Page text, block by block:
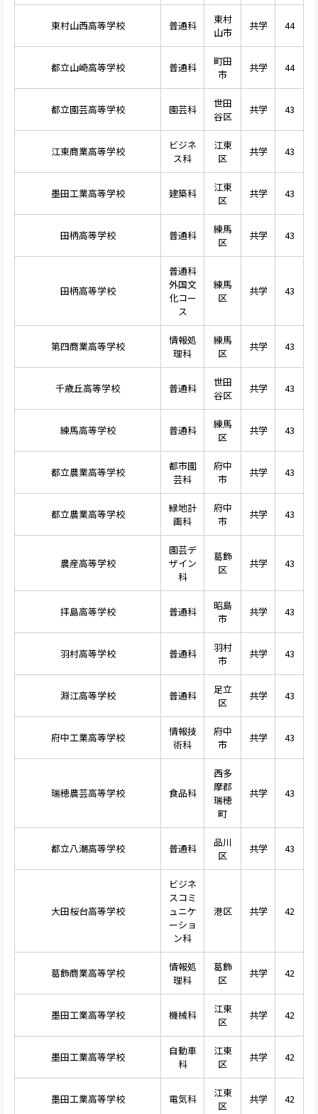
東村山西高等学校 普通科
東村
山市
共学 44
都立山崎高等学校 普通科
町田
市
共学 44
都立園芸高等学校 園芸科
世田
谷区
共学 43
江東商業高等学校
ビジネ
ス科
江東
区
共学 43
墨田工業高等学校 建築科
江東
区
共学 43
田柄高等学校 普通科
練馬
区
共学 43
田柄高等学校
普通科
外国文
化コー
ス
練馬
区
共学 43
第四商業高等学校
情報処
理科
練馬
区
共学 43
千歳丘高等学校 普通科
世田
谷区
共学 43
練馬高等学校 普通科
練馬
区
共学 43
都立農業高等学校
都市園
芸科
府中
市
共学 43
都立農業高等学校
緑地計
画科
府中
市
共学 43
農産高等学校
園芸デ
ザイン
科
葛飾
区
共学 43
拝島高等学校 普通科
昭島
市
共学 43
羽村高等学校 普通科
羽村
市
共学 43
淵江高等学校 普通科
足立
区
共学 43
府中工業高等学校
情報技
術科
府中
市
共学 43
瑞穂農芸高等学校 食品科
西多
摩郡
瑞穂
町
共学 43
都立八潮高等学校 普通科
品川
区
共学 43
大田桜台高等学校
ビジネ
スコミ
ュニケ
ーショ
ン科
港区 共学 42
葛飾商業高等学校
情報処
理科
葛飾
区
共学 42
墨田工業高等学校 機械科
江東
区
共学 42
墨田工業高等学校
自動車
科
江東
区
共学 42
墨田工業高等学校 電気科
江東
区
共学 42